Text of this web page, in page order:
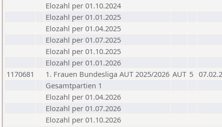
Elozahl per 01.10.2024
Elozahl per 01.01.2025
Elozahl per 01.04.2025
Elozahl per 01.07.2025
Elozahl per 01.10.2025
Elozahl per 01.01.2026
1170681
1. Frauen Bundesliga AUT 2025/2026 AUT 5
Gesamtpartien 1
Elozahl per 01.04.2026
Elozahl per 01.07.2026
Elozahl per 01.10.2026